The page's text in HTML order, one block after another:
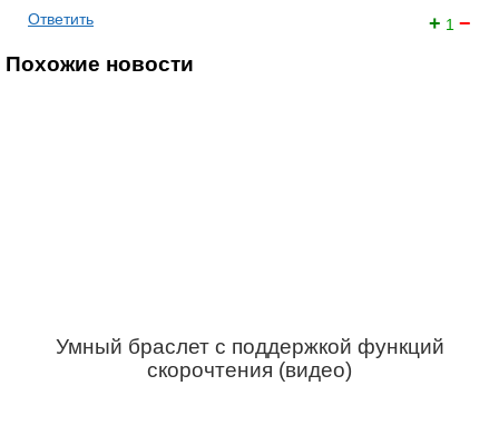
+ 1 −
Ответить
Похожие новости
Умный браслет с поддержкой функций
скорочтения (видео)